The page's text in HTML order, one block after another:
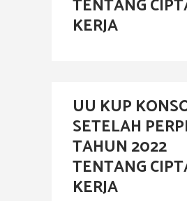
TENTANG
KERJA
UU KUP
SETELAH
TAHUN 2022
TENTANG
KERJA